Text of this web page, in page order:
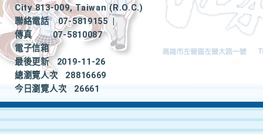
City 813-009, Taiwan (R.O.C.)
聯絡電話
07-5819155
|
傳真
07-5810087
電子信箱
最後更新
2019-11-26
總瀏覽人次
28816669
今日瀏覽人次
26661